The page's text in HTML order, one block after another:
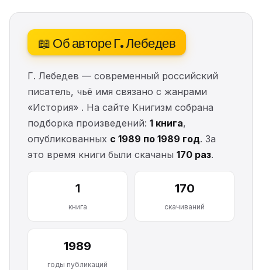
📖 Об авторе Г. Лебедев
Г. Лебедев — современный российский
писатель, чьё имя связано с жанрами
«История» . На сайте Книгизм собрана
подборка произведений: 1 книга,
опубликованных с 1989 по 1989 год. За
это время книги были скачаны 170 раз.
1
книга
170
скачиваний
1989
годы публикаций